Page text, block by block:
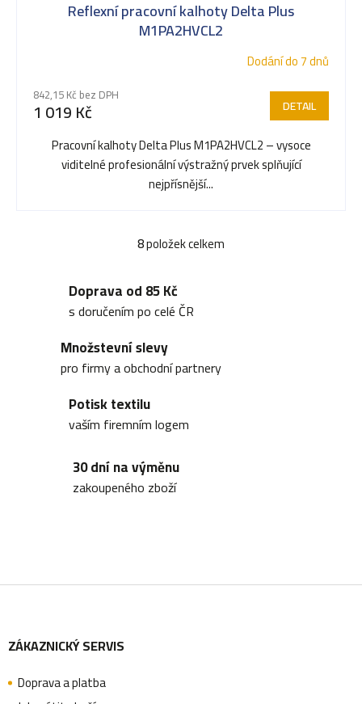
Reflexní pracovní kalhoty Delta Plus
M1PA2HVCL2
Dodání do 7 dnů
842,15 Kč bez DPH
1 019 Kč DETAIL
Pracovní kalhoty Delta Plus M1PA2HVCL2 – vysoce
viditelné profesionální výstražný prvek splňující
nejpřísnější...
O
l
d
c
8položek celkem
Doprava od 85 Kč
s doručením po celé ČR
Množstevní slevy
pro firmy a obchodní partnery
Potisk textilu
vaším firemním logem
30 dní na výměnu
zakoupeného zboží
áZÁKAZNICKÝ SERVIS
Doprava a platba